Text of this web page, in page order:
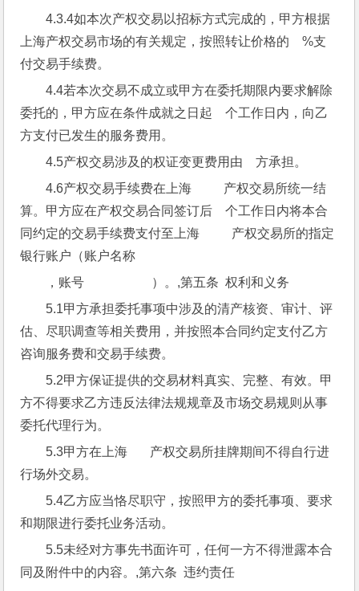
4.3.4如本次产权交易以招标方式完成的，甲方根据
上海产权交易市场的有关规定，按照转让价格的    %支
付交易手续费。
4.4若本次交易不成立或甲方在委托期限内要求解除
委托的，甲方应在条件成就之日起    个工作日内，向乙
方支付已发生的服务费用。
4.5产权交易涉及的权证变更费用由    方承担。
4.6产权交易手续费在上海          产权交易所统一结
算。甲方应在产权交易合同签订后    个工作日内将本合
同约定的交易手续费支付至上海          产权交易所的指定
银行账户（账户名称
，账号                     ）。,第五条  权利和义务
5.1甲方承担委托事项中涉及的清产核资、审计、评
估、尽职调查等相关费用，并按照本合同约定支付乙方
咨询服务费和交易手续费。
5.2甲方保证提供的交易材料真实、完整、有效。甲
方不得要求乙方违反法律法规规章及市场交易规则从事
委托代理行为。
5.3甲方在上海       产权交易所挂牌期间不得自行进
行场外交易。
5.4乙方应当恪尽职守，按照甲方的委托事项、要求
和期限进行委托业务活动。
5.5未经对方事先书面许可，任何一方不得泄露本合
同及附件中的内容。,第六条  违约责任